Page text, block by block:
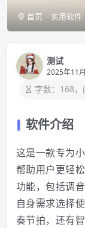
首页 实用软件
测试
2025年11
字数：168
软件介绍
这是一款专为
帮助用户更轻
功能，包括调
自身需求选择
奏节拍，还有